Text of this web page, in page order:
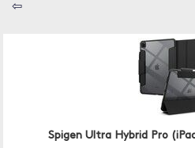
⇦
Spigen Ultra Hybrid Pro